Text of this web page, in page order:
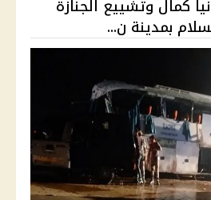
كمال وتشييع الجنازة
بمدينة ن...